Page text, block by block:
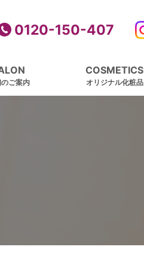
ご案内
COSMETICS
オリジナル化粧品
0120-150-407